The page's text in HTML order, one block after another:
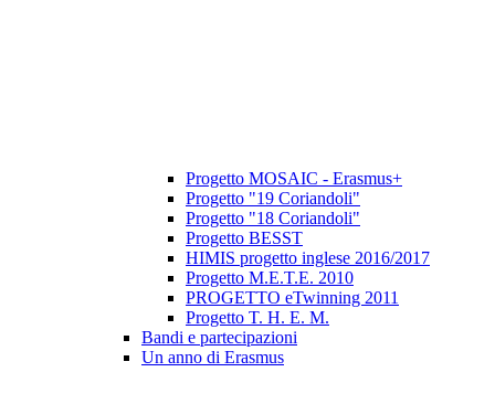
Progetto MOSAIC - Erasmus+
Progetto "19 Coriandoli"
Progetto "18 Coriandoli"
Progetto BESST
HIMIS progetto inglese 2016/2017
Progetto M.E.T.E. 2010
PROGETTO eTwinning 2011
Progetto T. H. E. M.
Bandi e partecipazioni
Un anno di Erasmus